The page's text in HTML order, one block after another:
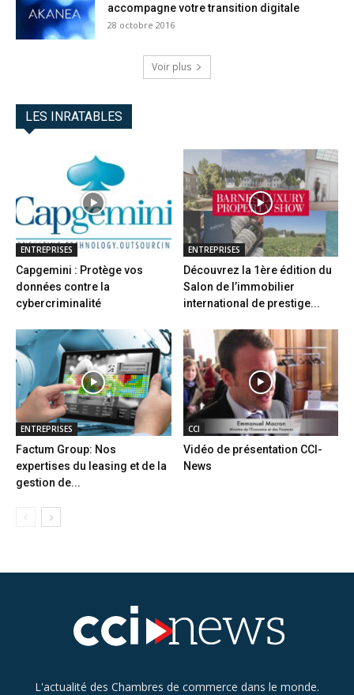
accompagne votre transition digitale
28 octobre 2016
Voir plus
LES INRATABLES
ENTREPRISES
Capgemini : Protège vos
données contre la
cybercriminalité
ENTREPRISES
Découvrez la 1ère édition du
Salon de l’immobilier
international de prestige...
ENTREPRISES
Factum Group: Nos
expertises du leasing et de la
gestion de...
CCI
Vidéo de présentation CCI-
News
L'actualité des Chambres de commerce dans le monde.